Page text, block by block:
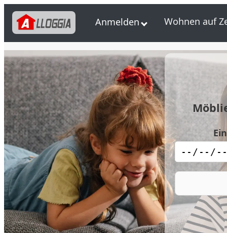
Anmelden Wohnen auf